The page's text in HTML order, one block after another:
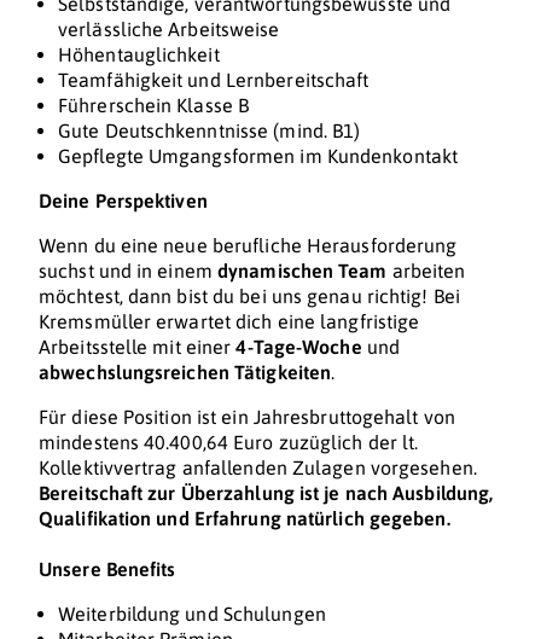
verlässliche Arbeitsweise
Höhentauglichkeit
Teamfähigkeit und Lernbereitschaft
Führerschein Klasse B
Gute Deutschkenntnisse (mind. B1)
Gepflegte Umgangsformen im Kundenkontakt
Deine Perspektiven
Wenn du eine neue berufliche Herausforderung
suchst und in einem dynamischen Team arbeiten
möchtest, dann bist du bei uns genau richtig! Bei
Kremsmüller erwartet dich eine langfristige
Arbeitsstelle mit einer4-Tage-Woche und
abwechslungsreichen Tätigkeiten.
Für diese Position ist ein Jahresbruttogehalt von
mindestens 40.400,64 Euro zuzüglich der lt.
Kollektivvertrag anfallenden Zulagen vorgesehen.
Bereitschaft zur Überzahlung ist je nach Ausbildung,
Qualifikation und Erfahrung natürlich gegeben.
Unsere Benefits
Weiterbildung und Schulungen